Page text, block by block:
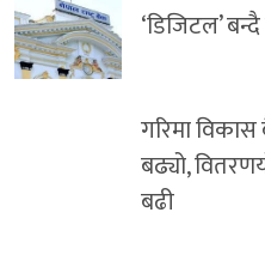
‘डिजिटल’
गरिमा
बढ्यो,
बढी